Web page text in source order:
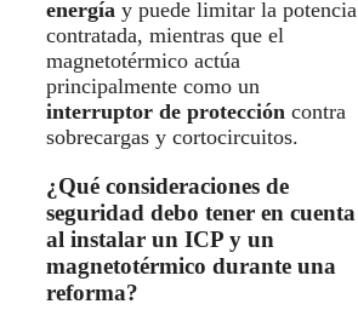
energía y puede limitar la potencia
contratada, mientras que el
magnetotérmico actúa
principalmente como un
interruptor de protección contra
sobrecargas y cortocircuitos.
¿Qué consideraciones de
seguridad debo tener en cuenta
al instalar un ICP y un
magnetotérmico durante una
reforma?